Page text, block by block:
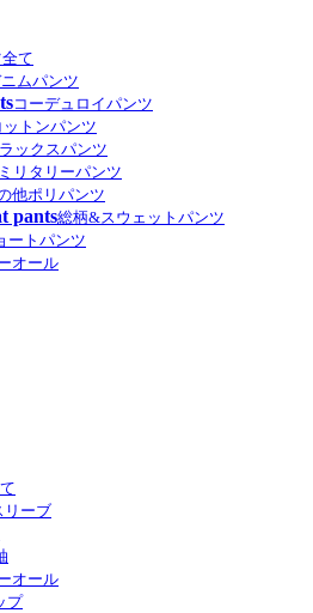
て
ムパンツ
コーデュロイパンツ
ットンパンツ
ックスパンツ
ミリタリーパンツ
他ポリパンツ
pants総柄&スウェットパンツ
ートパンツ
オール
リーブ
オール
プ